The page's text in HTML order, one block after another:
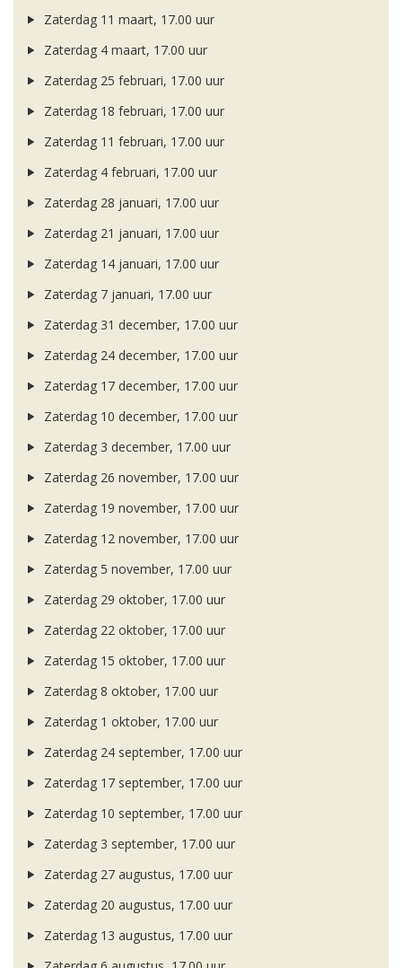
Zaterdag 11 maart, 17.00 uur
Zaterdag 4 maart, 17.00 uur
Zaterdag 25 februari, 17.00 uur
Zaterdag 18 februari, 17.00 uur
Zaterdag 11 februari, 17.00 uur
Zaterdag 4 februari, 17.00 uur
Zaterdag 28 januari, 17.00 uur
Zaterdag 21 januari, 17.00 uur
Zaterdag 14 januari, 17.00 uur
Zaterdag 7 januari, 17.00 uur
Zaterdag 31 december, 17.00 uur
Zaterdag 24 december, 17.00 uur
Zaterdag 17 december, 17.00 uur
Zaterdag 10 december, 17.00 uur
Zaterdag 3 december, 17.00 uur
Zaterdag 26 november, 17.00 uur
Zaterdag 19 november, 17.00 uur
Zaterdag 12 november, 17.00 uur
Zaterdag 5 november, 17.00 uur
Zaterdag 29 oktober, 17.00 uur
Zaterdag 22 oktober, 17.00 uur
Zaterdag 15 oktober, 17.00 uur
Zaterdag 8 oktober, 17.00 uur
Zaterdag 1 oktober, 17.00 uur
Zaterdag 24 september, 17.00 uur
Zaterdag 17 september, 17.00 uur
Zaterdag 10 september, 17.00 uur
Zaterdag 3 september, 17.00 uur
Zaterdag 27 augustus, 17.00 uur
Zaterdag 20 augustus, 17.00 uur
Zaterdag 13 augustus, 17.00 uur